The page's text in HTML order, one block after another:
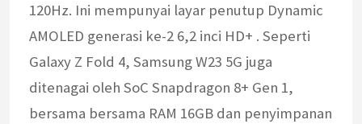
120Hz. Ini mempunyai layar penutup Dynamic
AMOLED generasi ke-2 6,2 inci HD+ . Seperti
Galaxy Z Fold 4, Samsung W23 5G juga
ditenagai oleh SoC Snapdragon 8+ Gen 1,
bersama bersama RAM 16GB dan penyimpanan